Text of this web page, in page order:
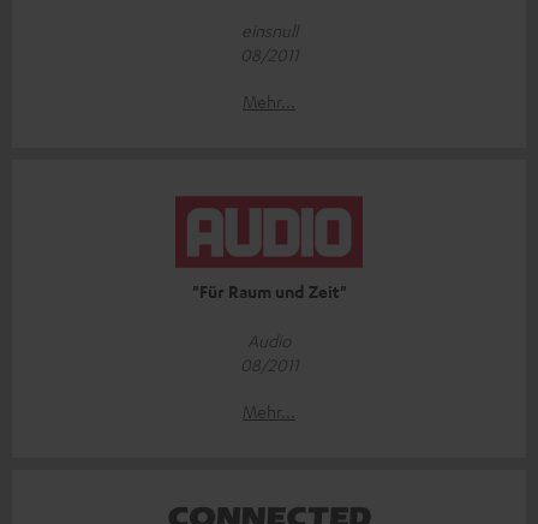
einsnull
08/2011
Mehr...
"Für Raum und Zeit"
Audio
08/2011
Mehr...